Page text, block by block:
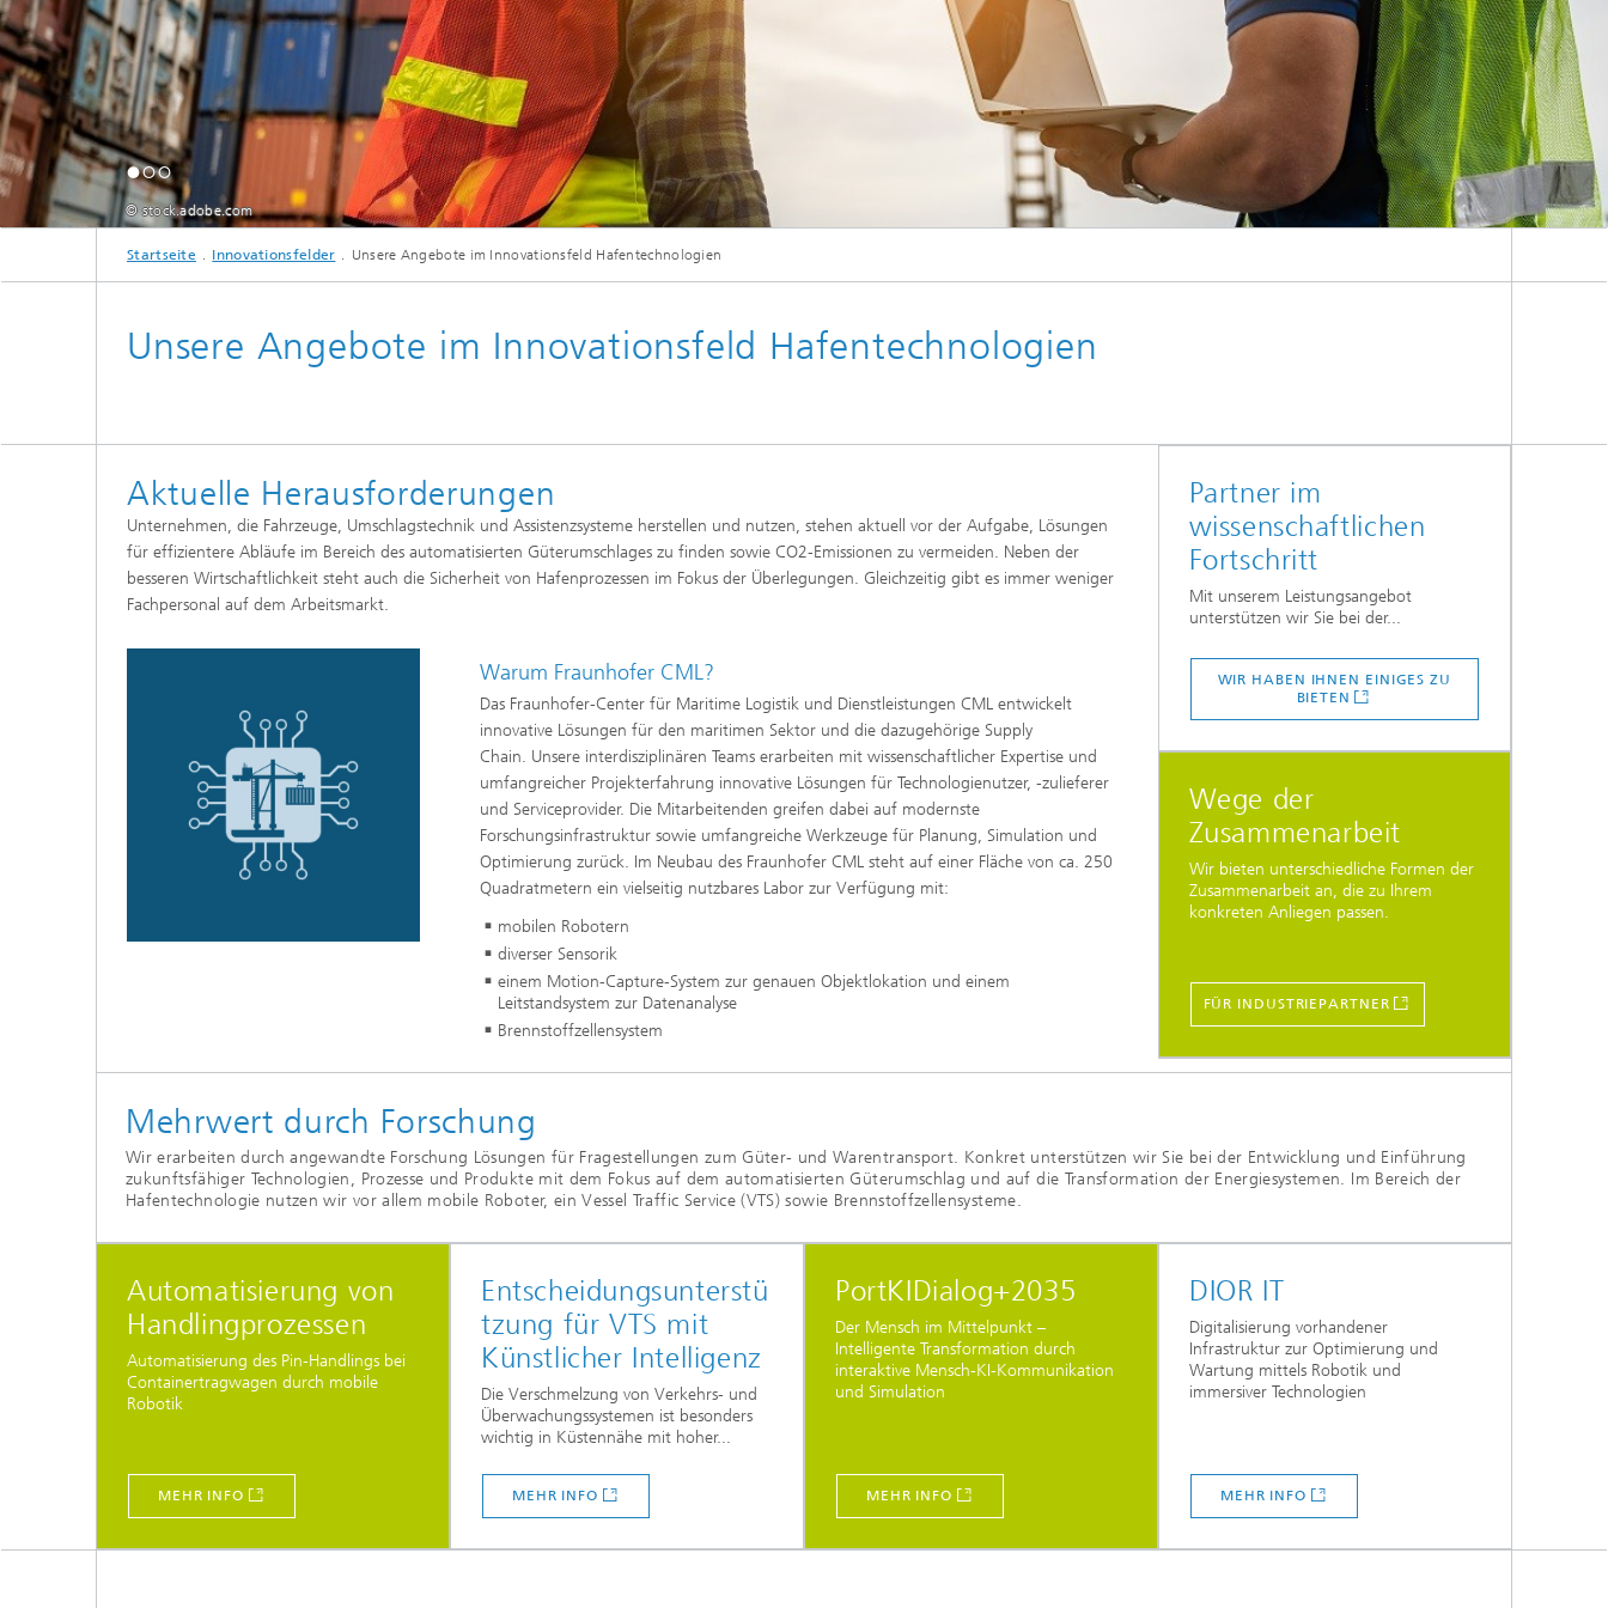
© stock.adobe.com
Startseite Innovationsfelder Unsere Angebote im Innovationsfeld Hafentechnologien
Unsere Angebote im Innovationsfeld Hafentechnologien
Aktuelle Herausforderungen
Unternehmen, die Fahrzeuge, Umschlagstechnik und Assistenzsysteme herstellen und nutzen, stehen aktuell vor der Aufgabe, Lösungen
für effizientere Abläufe im Bereich des automatisierten Güterumschlages zu finden sowie CO2-Emissionen zu vermeiden. Neben der
besseren Wirtschaftlichkeit steht auch die Sicherheit von Hafenprozessen im Fokus der Überlegungen. Gleichzeitig gibt es immer weniger
Fachpersonal auf dem Arbeitsmarkt.
Warum Fraunhofer CML?
Das Fraunhofer-Center für Maritime Logistik und Dienstleistungen CML entwickelt
innovative Lösungen für den maritimen Sektor und die dazugehörige Supply
Chain. Unsere interdisziplinären Teams erarbeiten mit wissenschaftlicher Expertise und
umfangreicher Projekterfahrung innovative Lösungen für Technologienutzer, -zulieferer
und Serviceprovider. Die Mitarbeitenden greifen dabei auf modernste
Forschungsinfrastruktur sowie umfangreiche Werkzeuge für Planung, Simulation und
Optimierung zurück. Im Neubau des Fraunhofer CML steht auf einer Fläche von ca. 250
Quadratmetern ein vielseitig nutzbares Labor zur Verfügung mit:
mobilen Robotern
diverser Sensorik
einem Motion-Capture-System zur genauen Objektlokation und einem
Leitstandsystem zur Datenanalyse
Brennstoffzellensystem
Partner im
wissenschaftlichen
Fortschritt
Mit unserem Leistungsangebot
unterstützen wir Sie bei der...
WIR HABEN IHNEN EINIGES ZU
BIETEN
Wege der
Zusammenarbeit
Wir bieten unterschiedliche Formen der
Zusammenarbeit an, die zu Ihrem
konkreten Anliegen passen.
FÜR INDUSTRIEPARTNER
Mehrwert durch Forschung
Wir erarbeiten durch angewandte Forschung Lösungen für Fragestellungen zum Güter- und Warentransport. Konkret unterstützen wir Sie bei der Entwicklung und Einführung
zukunftsfähiger Technologien, Prozesse und Produkte mit dem Fokus auf dem automatisierten Güterumschlag und auf die Transformation der Energiesystemen. Im Bereich der
Hafentechnologie nutzen wir vor allem mobile Roboter, ein Vessel Traffic Service (VTS) sowie Brennstoffzellensysteme.
Automatisierung von
Handlingprozessen
Automatisierung des Pin-Handlings bei
Containertragwagen durch mobile
Robotik
MEHR INFO
Entscheidungsunterstü
tzung für VTS mit
Künstlicher Intelligenz
Die Verschmelzung von Verkehrs- und
Überwachungssystemen ist besonders
wichtig in Küstennähe mit hoher...
MEHR INFO
PortKIDialog+2035
Der Mensch im Mittelpunkt –
Intelligente Transformation durch
interaktive Mensch-KI-Kommunikation
und Simulation
MEHR INFO
DIOR IT
Digitalisierung vorhandener
Infrastruktur zur Optimierung und
Wartung mittels Robotik und
immersiver Technologien
MEHR INFO